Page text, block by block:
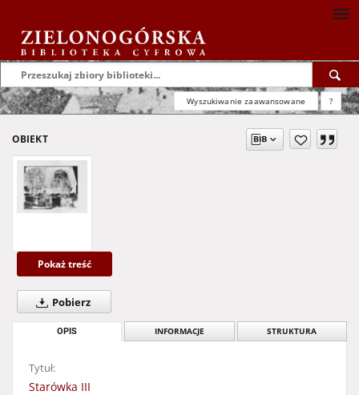
Wyszukiwanie zaawansowane ?
OBIEKT
Pokaż treść
Pobierz
OPIS INFORMACJE STRUKTURA
Tytuł:
Starówka III